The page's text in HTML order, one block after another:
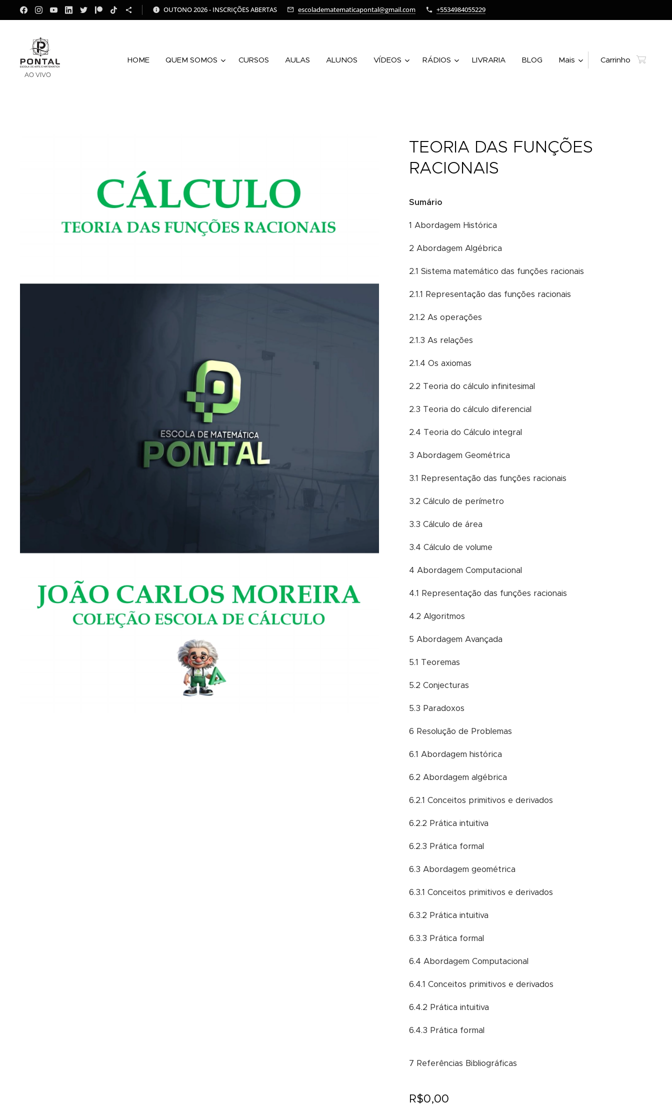
OUTONO 2026 - INSCRIÇÕES ABERTAS escoladematematicapontal@gmail.com +5534984055229
AO VIVO
HOME QUEM SOMOS CURSOS AULAS ALUNOS VÍDEOS RÁDIOS LIVRARIA BLOG Mais Carrinho
TEORIA DAS FUNÇÕES
RACIONAIS
Sumário
1 Abordagem Histórica
2 Abordagem Algébrica
2.1 Sistema matemático das funções racionais
2.1.1 Representação das funções racionais
2.1.2 As operações
2.1.3 As relações
2.1.4 Os axiomas
2.2 Teoria do cálculo infinitesimal
2.3 Teoria do cálculo diferencial
2.4 Teoria do Cálculo integral
3 Abordagem Geométrica
3.1 Representação das funções racionais
3.2 Cálculo de perímetro
3.3 Cálculo de área
3.4 Cálculo de volume
4 Abordagem Computacional
4.1 Representação das funções racionais
4.2 Algoritmos
5 Abordagem Avançada
5.1 Teoremas
5.2 Conjecturas
5.3 Paradoxos
6 Resolução de Problemas
6.1 Abordagem histórica
6.2 Abordagem algébrica
6.2.1 Conceitos primitivos e derivados
6.2.2 Prática intuitiva
6.2.3 Prática formal
6.3 Abordagem geométrica
6.3.1 Conceitos primitivos e derivados
6.3.2 Prática intuitiva
6.3.3 Prática formal
6.4 Abordagem Computacional
6.4.1 Conceitos primitivos e derivados
6.4.2 Prática intuitiva
6.4.3 Prática formal
7 Referências Bibliográficas
R$0,00